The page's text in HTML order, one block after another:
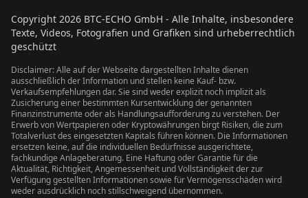
Copyright 2026 BTC-ECHO GmbH - Alle Inhalte, insbesondere
Texte, Videos, Fotografien und Grafiken sind urheberrechtlich
geschützt
Disclaimer: Alle auf der Webseite dargestellten Inhalte dienen
ausschließlich der Information und stellen keine Kauf- bzw.
Verkaufsempfehlungen dar. Sie sind weder explizit noch implizit als
Zusicherung einer bestimmten Kursentwicklung der genannten
Finanzinstrumente oder als Handlungsaufforderung zu verstehen. Der
Erwerb von Wertpapieren oder Kryptowährungen birgt Risiken, die zum
Totalverlust des eingesetzten Kapitals führen können. Die Informationen
ersetzen keine, auf die individuellen Bedürfnisse ausgerichtete,
fachkundige Anlageberatung. Eine Haftung oder Garantie für die
Aktualität, Richtigkeit, Angemessenheit und Vollständigkeit der zur
Verfügung gestellten Informationen sowie für Vermögensschäden wird
weder ausdrücklich noch stillschweigend übernommen.